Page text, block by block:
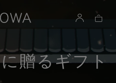
贈るギフト